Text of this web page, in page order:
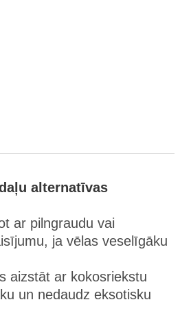
alternatīvas
ar pilngraudu vai
ja vēlas veselīgāku
aizstāt ar kokosriekstu
un nedaudz eksotisku